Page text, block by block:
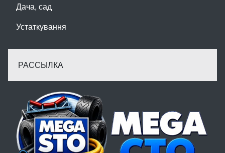
Дача, сад
Устаткування
РАССЫЛКА